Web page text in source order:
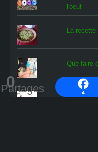
0
Partages 4
l'oeuf
La
Que faire
L'oiseau